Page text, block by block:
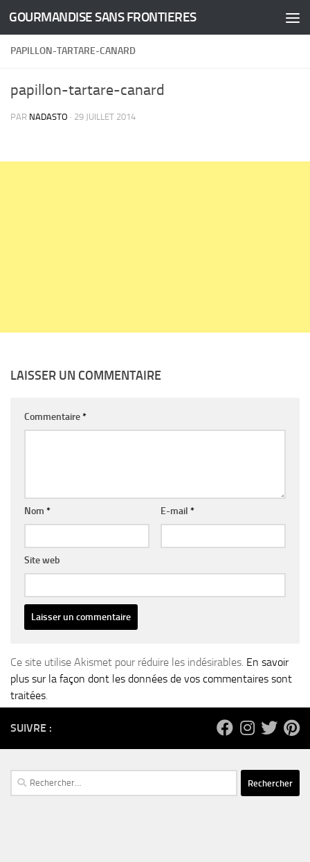
Skip to content
GOURMANDISE SANS FRONTIERES
PAPILLON-TARTARE-CANARD
papillon-tartare-canard
PAR NADASTO · 29 JUILLET 2014
LAISSER UN COMMENTAIRE
Commentaire*
Nom * E-mail *
Site web
Ce site utilise Akismet pour réduire les indésirables. En savoir
plus sur la façon dont les données de vos commentaires sont
traitées.
SUIVRE :
Rechercher :